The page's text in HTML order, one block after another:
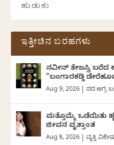
ಇತ್ತೀಚಿನ ಬರಹಗಳು
ನವೀನ್‌ ತೇಜಸ್ವಿ ಬರೆದ
“ಬಂಗಾರಕಡ್ಡಿ
Aug 9, 2026 ದಿನದ ಅಗ್ರ
ಮತ್ತೊಮ್ಮೆ ಒಡೆಯಿತು
ಜೀವನ ವೃತ್ತಾಂತ
Aug 8, 2026 ವ್ಯಕ್ತಿ ವಿಶೇಷ